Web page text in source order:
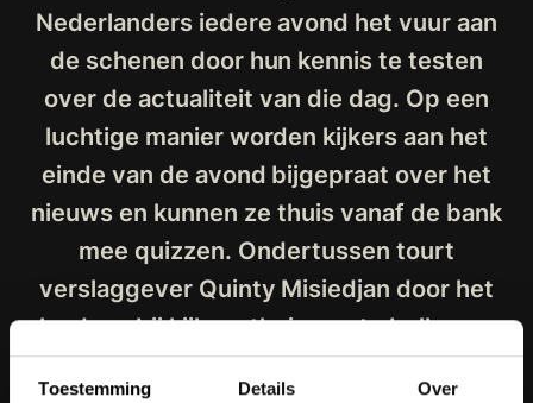
Toestemming Details Over
Nederlanders iedere avond het vuur aan
de schenen door hun kennis te testen
over de actualiteit van die dag. Op een
luchtige manier worden kijkers aan het
einde van de avond bijgepraat over het
nieuws en kunnen ze thuis vanaf de bank
mee quizzen. Ondertussen tourt
verslaggever Quinty Misiedjan door het
land om bij kijkers thuis aan te bellen en
iemand blij te maken met een mooi